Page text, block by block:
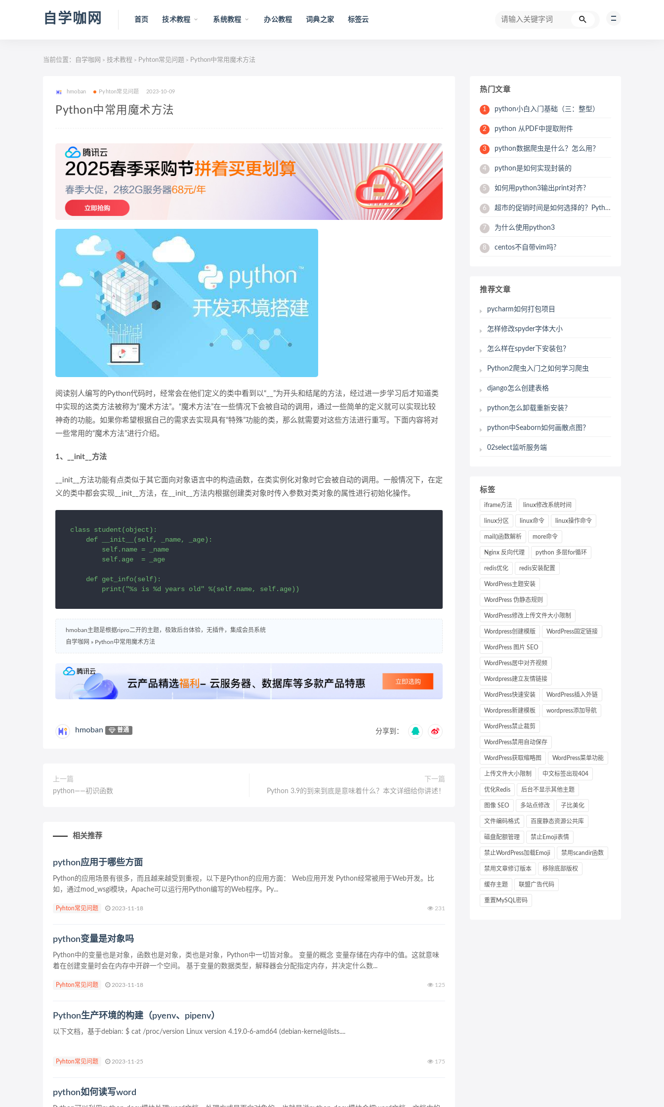
自学咖网 首页 技术教程 系统教程 办公教程 词典之家 标签云
当前位置： 自学咖网 > 技术教程 > Pyhton常见问题 > Python中常用魔术方法
hmoban Pyhton常见问题 2023-10-09
Python中常用魔术方法
阅读别人编写的Python代码时，经常会在他们定义的类中看到以“__”为开头和结尾的方法，经过进一步学习后才知道类
中实现的这类方法被称为“魔术方法”。“魔术方法”在一些情况下会被自动的调用，通过一些简单的定义就可以实现比较
神奇的功能。如果你希望根据自己的需求去实现具有“特殊”功能的类，那么就需要对这些方法进行重写。下面内容将对
一些常用的“魔术方法”进行介绍。
1、__init__方法
__init__方法功能有点类似于其它面向对象语言中的构造函数，在类实例化对象时它会被自动的调用。一般情况下，在定
义的类中都会实现__init__方法，在__init__方法内根据创建类对象时传入参数对类对象的属性进行初始化操作。
class student(object):
    def __init__(self, _name, _age):
        self.name = _name
        self.age  = _age
    def get_info(self):
        print("%s is %d years old" %(self.name, self.age))
hmoban主题是根据ripro二开的主题，极致后台体验，无插件，集成会员系统
自学咖网 » Python中常用魔术方法
hmoban 普通 分享到：
上一篇
python——初识函数
下一篇
Python 3.9的到来到底是意味着什么？本文详细给你讲述！
相关推荐
python应用于哪些方面
Python的应用场景有很多，而且越来越受到重视，以下是Python的应用方面： Web应用开发 Python经常被用于Web开发。比
如，通过mod_wsgi模块，Apache可以运行用Python编写的Web程序。Py...
Pyhton常见问题 2023-11-18 231
python变量是对象吗
Python中的变量也是对象，函数也是对象，类也是对象，Python中一切皆对象。 变量的概念 变量存储在内存中的值。这就意味
着在创建变量时会在内存中开辟一个空间。 基于变量的数据类型，解释器会分配指定内存，并决定什么数...
Pyhton常见问题 2023-11-18 125
Python生产环境的构建（pyenv、pipenv）
以下文档，基于debian: $ cat /proc/version Linux version 4.19.0-6-amd64 (debian-kernel@lists....
Pyhton常见问题 2023-11-25 175
python如何读写word
热门文章
1 python小白入门基础（三：整型）
2 python 从PDF中提取附件
3 python数据爬虫是什么？怎么用？
4 python是如何实现封装的
5 如何用python3输出print对齐?
6 超市的促销时间是如何选择的？Python用数据来帮你分析
7 为什么使用python3
8 centos不自带vim吗?
推荐文章
pycharm如何打包项目
怎样修改spyder字体大小
怎么样在spyder下安装包？
Python2爬虫入门之如何学习爬虫
django怎么创建表格
python怎么卸载重新安装？
python中Seaborn如何画散点图？
02select监听服务端
标签
iframe方法 linux修改系统时间
linux分区 linux命令 linux操作命令
mail()函数解析 more命令
Nginx 反向代理 python 多层for循环
redis优化 redis安装配置
WordPress主题安装
WordPress 伪静态规则
WordPress修改上传文件大小限制
Wordpress创建模版 WordPress固定链接
WordPress 图片 SEO
WordPress居中对齐视频
Wordpress建立友情链接
WordPress快速安装 WordPress插入外链
Wordpress新建模板 wordpress添加导航
WordPress禁止裁剪
WordPress禁用自动保存
WordPress获取缩略图 WordPress菜单功能
上传文件大小限制 中文标签出现404
优化Redis 后台不显示其他主题
图像 SEO 多站点修改 子比美化
文件编码格式 百度静态资源公共库
磁盘配额管理 禁止Emoji表情
禁止WordPress加载Emoji 禁用scandir函数
禁用文章修订版本 移除底部版权
缓存主题 联盟广告代码
重置MySQL密码